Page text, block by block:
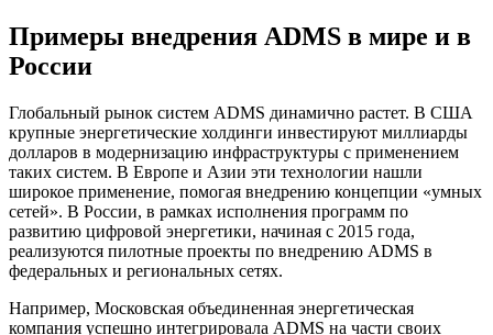
Примеры внедрения ADMS в мире и в
России
Глобальный рынок систем ADMS динамично растет. В США
крупные энергетические холдинги инвестируют миллиарды
долларов в модернизацию инфраструктуры с применением
таких систем. В Европе и Азии эти технологии нашли
широкое применение, помогая внедрению концепции «умных
сетей». В России, в рамках исполнения программ по
развитию цифровой энергетики, начиная с 2015 года,
реализуются пилотные проекты по внедрению ADMS в
федеральных и региональных сетях.
Например, Московская объединенная энергетическая
компания успешно интегрировала ADMS на части своих